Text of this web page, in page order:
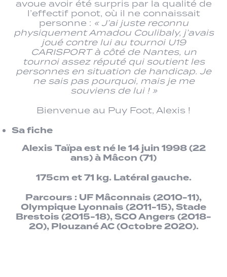
avoue avoir été surpris par la qualité de
l’effectif ponot, où il ne connaissait
personne : « J’ai juste reconnu
physiquement Amadou Coulibaly, j’avais
joué contre lui au tournoi U19
CARISPORT à côté de Nantes, un
tournoi assez réputé qui soutient les
personnes en situation de handicap. Je
ne sais pas pourquoi, mais je me
souviens de lui ! »
Bienvenue au Puy Foot, Alexis !
Sa fiche
Alexis Taïpa est né le 14 juin 1998 (22
ans) à Mâcon (71)
175cm et 71 kg. Latéral gauche.
Parcours : UF Mâconnais (2010-11),
Olympique Lyonnais (2011-15), Stade
Brestois (2015-18), SCO Angers (2018-
20), Plouzané AC (Octobre 2020).